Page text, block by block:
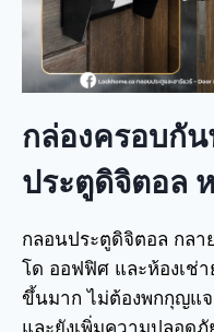
กล่องครอบกั
ประตูดิจิตอล
กลอนประตูดิจิตอล กล
โด ออฟฟิศ และห้องเช่
ขึ้นมาก ไม่ต้องพกกุญแ
และยังเพิ่มความปลอด